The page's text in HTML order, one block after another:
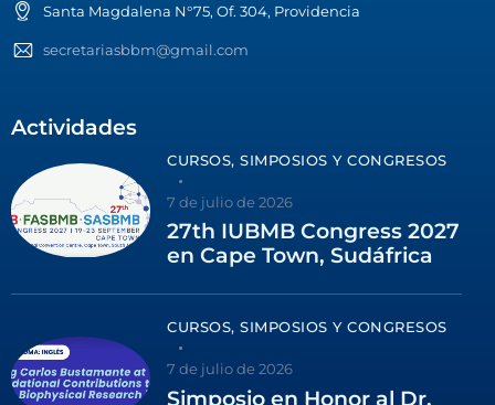
Santa Magdalena N°75, Of. 304, Providencia
secretariasbbm@gmail.com
Actividades
CURSOS, SIMPOSIOS Y CONGRESOS
7 de julio de 2026
27th IUBMB Congress 2027
en Cape Town, Sudáfrica
CURSOS, SIMPOSIOS Y CONGRESOS
7 de julio de 2026
Simposio en Honor al Dr.